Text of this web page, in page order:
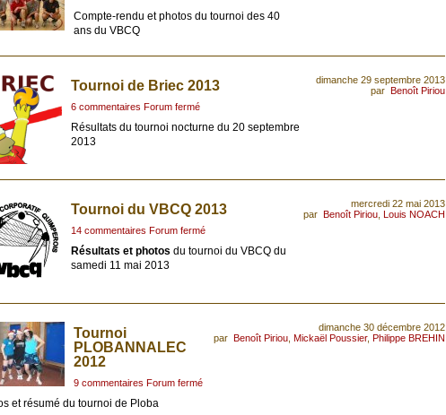
Compte-rendu et photos du tournoi des 40
ans du VBCQ
dimanche 29 septembre 2013
par Benoît Piriou
Tournoi de Briec 2013
6 commentaires Forum fermé
Résultats du tournoi nocturne du 20 septembre
2013
mercredi 22 mai 2013
par Benoît Piriou Louis NOACH
Tournoi du VBCQ 2013
14 commentaires Forum fermé
Résultats et photos du tournoi du VBCQ du
samedi 11 mai 2013
dimanche 30 décembre 2012
par Benoît Piriou Mickaël Poussier, Philippe BREHIN
Tournoi
PLOBANNALEC
2012
9 commentaires Forum fermé
et résumé du tournoi de Ploba